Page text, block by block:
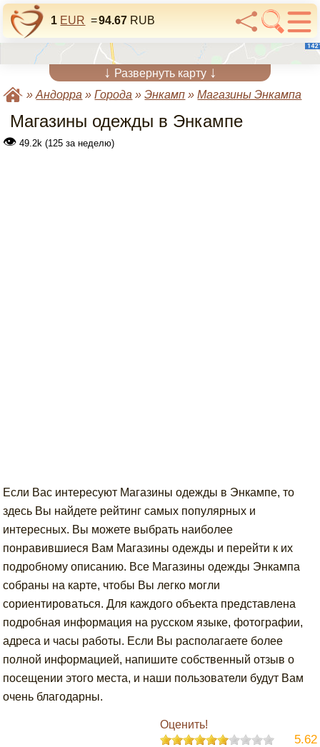
1 EUR =94.67 RUB
↓ Развернуть карту ↓
»Андорра »Города »Энкамп »Магазины Энкампа
Магазины одежды в Энкампе
👁 49.2k (125 за неделю)
Если Вас интересуют Магазины одежды в Энкампе, то
здесь Вы найдете рейтинг самых популярных и
интересных. Вы можете выбрать наиболее
понравившиеся Вам Магазины одежды и перейти к их
подробному описанию. Все Магазины одежды Энкампа
собраны на карте, чтобы Вы легко могли
сориентироваться. Для каждого объекта представлена
подробная информация на русском языке, фотографии,
адреса и часы работы. Если Вы располагаете более
полной информацией, напишите собственный отзыв о
посещении этого места, и наши пользователи будут Вам
очень благодарны.
Оценить!
5.62